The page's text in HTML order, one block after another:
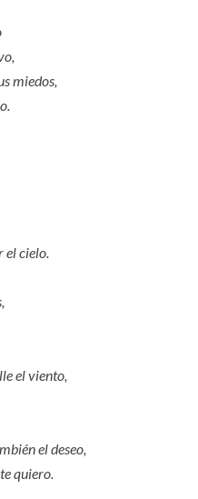
miedos,
el cielo.
el viento,
el deseo,
quiero.